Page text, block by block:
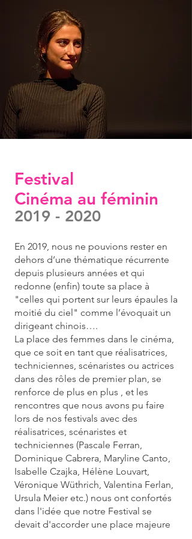
Festival
Cinéma au féminin
2019 - 2020
En 2019, nous ne pouvions rester en
dehors d’une thématique récurrente
depuis plusieurs années et qui
redonne (enfin) toute sa place à
"celles qui portent sur leurs épaules la
moitié du ciel" comme l’évoquait un
dirigeant chinois….
La place des femmes dans le cinéma,
que ce soit en tant que réalisatrices,
techniciennes, scénaristes ou actrices
dans des rôles de premier plan, se
renforce de plus en plus , et les
rencontres que nous avons pu faire
lors de nos festivals avec des
réalisatrices, scénaristes et
techniciennes (Pascale Ferran,
Dominique Cabrera, Maryline Canto,
Isabelle Czajka, Hélène Louvart,
Véronique Wüthrich, Valentina Ferlan,
Ursula Meier etc.) nous ont confortés
dans l'idée que notre Festival se
devait d'accorder une place majeure